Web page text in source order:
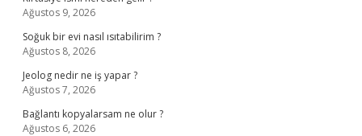
Ağustos 9, 2026
Soğuk bir evi nasıl ısıtabilirim ?
Ağustos 8, 2026
Jeolog nedir ne iş yapar ?
Ağustos 7, 2026
Bağlantı kopyalarsam ne olur ?
Ağustos 6, 2026